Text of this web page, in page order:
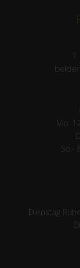
T:
Mo.
So.-
Dienstag